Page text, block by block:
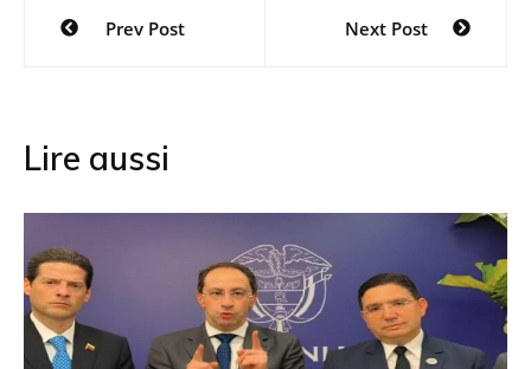
Prev Post Next Post
Lire aussi